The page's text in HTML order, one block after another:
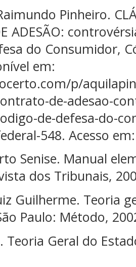
Pinheiro.
ADESÃO:
do Consumidor,
em:
p/
de-adesao-
de-defesa-do-
548. Acesso
Senise. Manual
dos Tribunais,
Guilherme. Teoria
Paulo: Método,
Teoria Geral do